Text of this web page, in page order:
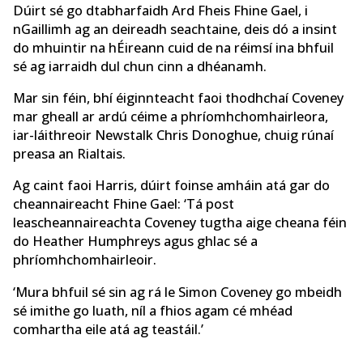
Dúirt sé go dtabharfaidh Ard Fheis Fhine Gael, i
nGaillimh ag an deireadh seachtaine, deis dó a insint
do mhuintir na hÉireann cuid de na réimsí ina bhfuil
sé ag iarraidh dul chun cinn a dhéanamh.
Mar sin féin, bhí éiginnteacht faoi thodhchaí Coveney
mar gheall ar ardú céime a phríomhchomhairleora,
iar-láithreoir Newstalk Chris Donoghue, chuig rúnaí
preasa an Rialtais.
Ag caint faoi Harris, dúirt foinse amháin atá gar do
cheannaireacht Fhine Gael: ‘Tá post
leascheannaireachta Coveney tugtha aige cheana féin
do Heather Humphreys agus ghlac sé a
phríomhchomhairleoir.
‘Mura bhfuil sé sin ag rá le Simon Coveney go mbeidh
sé imithe go luath, níl a fhios agam cé mhéad
comhartha eile atá ag teastáil.’